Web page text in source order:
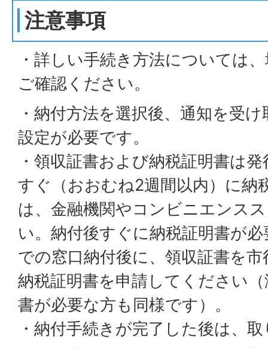
注意事項
・詳しい手続き方法については
ご確認ください。
・納付方法を選択後、通知を受
設定が必要です。
・領収証書および納税証明書は
すぐ（おおむね2週間以内）に納
は、金融機関やコンビニエンス
い。納付後すぐに納税証明書が
での窓口納付後に、領収証書を
納税証明書を申請してください
書が必要な方も同様です）。
・納付手続きが完了した後は、